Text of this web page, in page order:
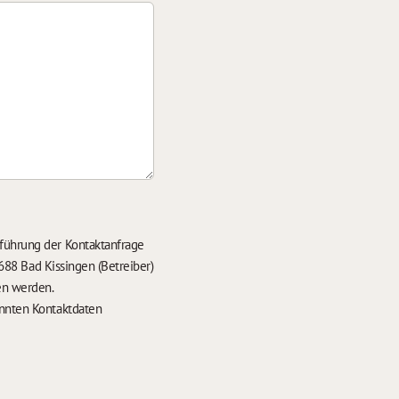
der Kontaktanfrage
Bad Kissingen (Betreiber)
werden.
Kontaktdaten